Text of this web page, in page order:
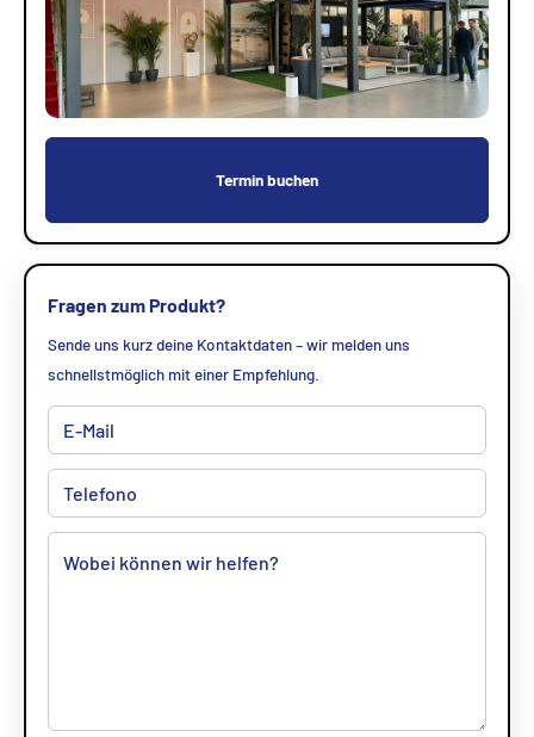
Termin buchen
Fragen zum Produkt?
Sende uns kurz deine Kontaktdaten – wir melden uns
schnellstmöglich mit einer Empfehlung.